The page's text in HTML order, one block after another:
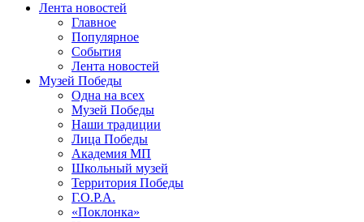
Лента новостей
Главное
Популярное
События
Лента новостей
Музей Победы
Одна на всех
Музей Победы
Наши традиции
Лица Победы
Академия МП
Школьный музей
Территория Победы
Г.О.Р.А.
«Поклонка»